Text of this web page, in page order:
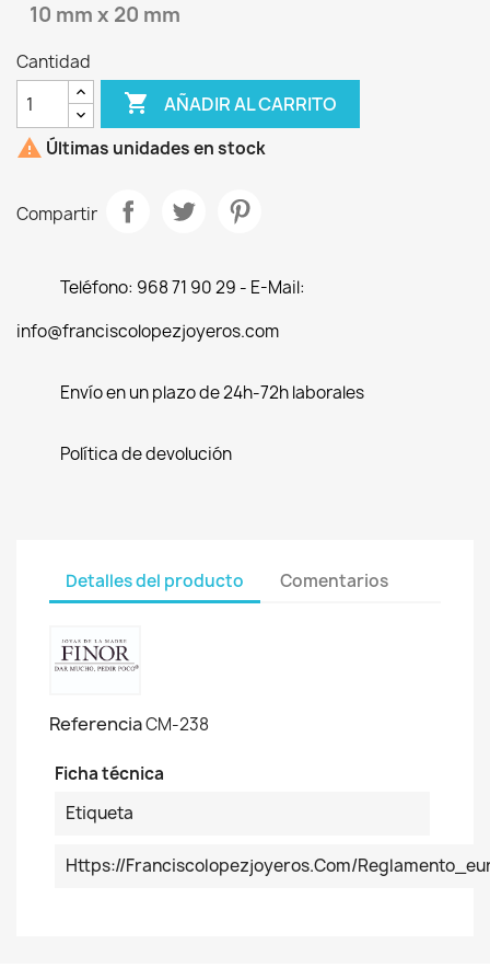
10 mm x 20 mm
Cantidad
 AÑADIR AL CARRITO
 Últimas unidades en stock
Compartir
Teléfono: 968 71 90 29 - E-Mail:
info@franciscolopezjoyeros.com
Envío en un plazo de 24h-72h laborales
Política de devolución
Detalles del producto Comentarios
ReferenciaCM-238
Ficha técnica
Etiqueta
Https://franciscolopezjoyeros.com/